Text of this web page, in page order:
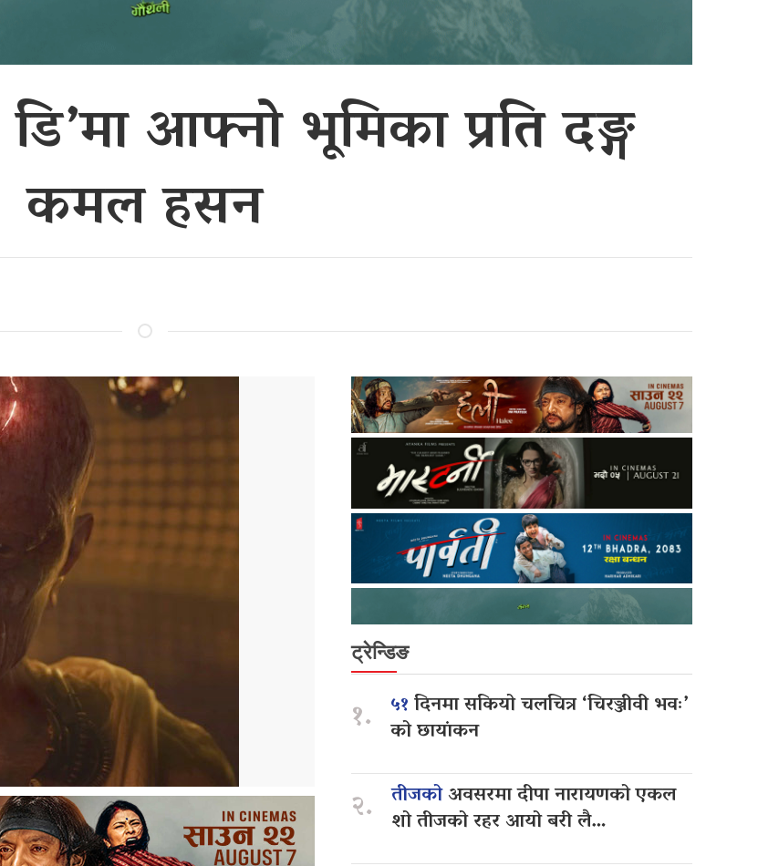
आफ्नो भूमिका प्रति दङ्ग
कमल हसन
ट्रेन्डिङ
१. ५१दिनमा सकियो चलचित्र ‘चिरञ्जीवी भवः’
को छायांकन
२. तीजकोअवसरमा दीपा नारायणको एकल
शो तीजको रहर आयो बरी लै…